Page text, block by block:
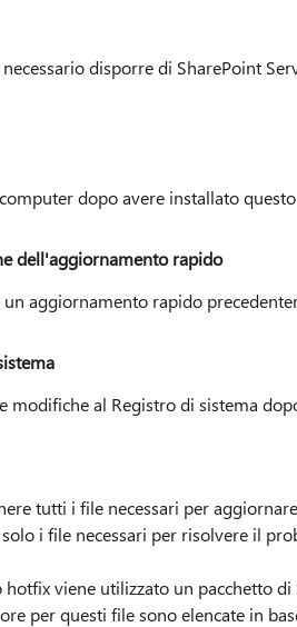
disporre di SharePoint
dopo avere installato
dell'aggiornamento rapido
aggiornamento rapido
modifiche al Registro di sistema
tutti i file necessari per
i file necessari per risolvere il
hotfix viene utilizzato un pacchetto
per questi file sono elencate in